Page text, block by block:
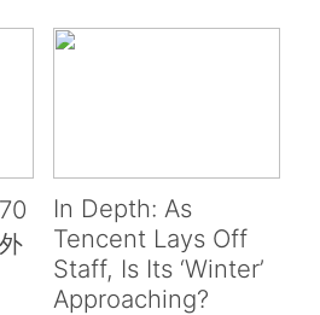
In Depth: As
Tencent Lays Off
Staff, Is Its ‘Winter’
Approaching?